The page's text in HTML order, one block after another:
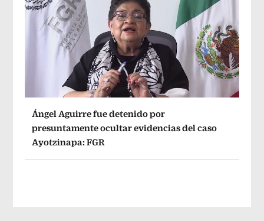
Ángel Aguirre fue detenido por
presuntamente ocultar evidencias del caso
Ayotzinapa: FGR